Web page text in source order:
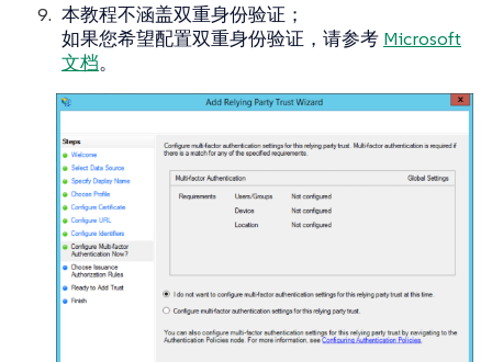
本教程不涵盖双重身份验证；
如果您希望配置双重身份验证，请参考 Microsoft
文档。